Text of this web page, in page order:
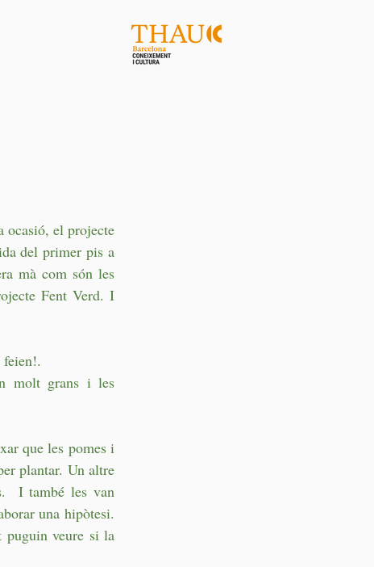
ocasió, el projecte
del primer pis a
mà com són les
Fent Verd. I
molt grans i les
que les pomes i
plantar. Un altre
I també les van
una hipòtesi.
puguin veure si la